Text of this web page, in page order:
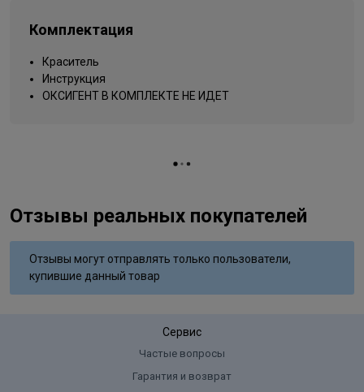
Упаковка товара
Название цвета
Вид деятельности парикмахер
Комплектация
Краситель
Инструкция
ОКСИГЕНТ В КОМПЛЕКТЕ НЕ ИДЕТ
Отзывы реальных покупателей
Отзывы могут отправлять только пользователи,
купившие данный товар
Сервис
Частые вопросы
Гарантия и возврат